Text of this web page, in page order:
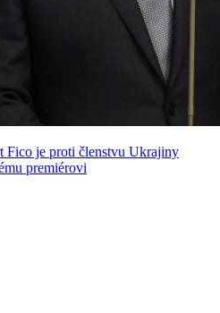
Fico je proti členstvu Ukrajiny
premiérovi